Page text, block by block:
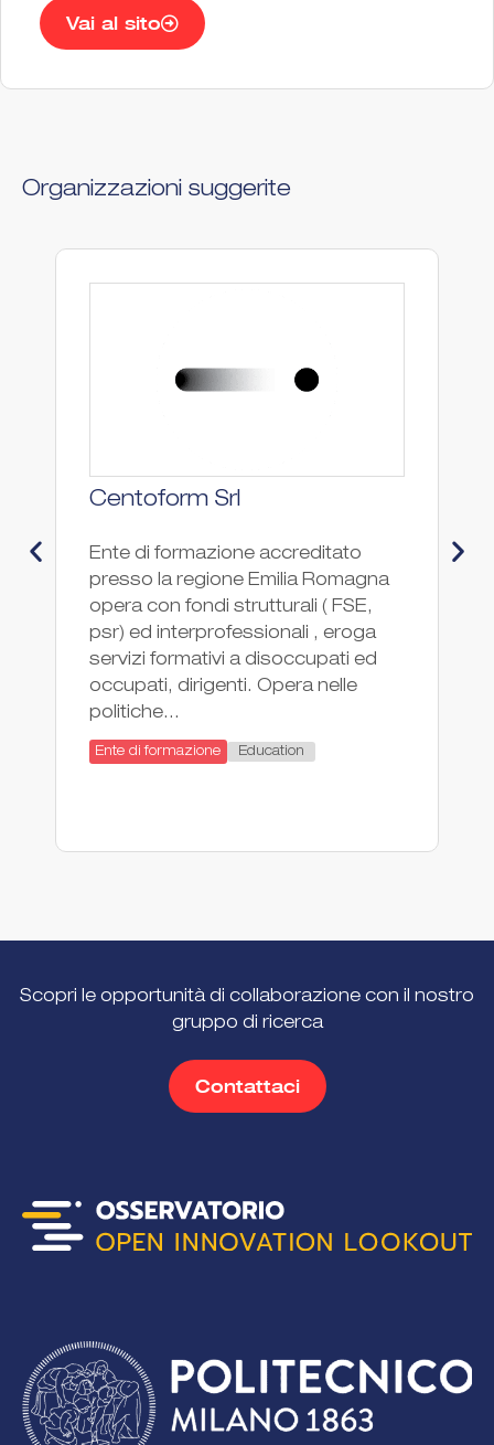
Vai al sito
Organizzazioni suggerite
Centoform Srl
Ente di formazione accreditato
presso la regione Emilia Romagna
opera con fondi strutturali ( FSE,
psr) ed interprofessionali , eroga
servizi formativi a disoccupati ed
occupati, dirigenti. Opera nelle
politiche...
Ente di formazione Education
Scopri le opportunità di collaborazione con il nostro
gruppo di ricerca
Contattaci